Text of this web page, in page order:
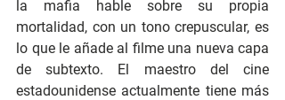
la mafia hable sobre su propia
mortalidad, con un tono crepuscular, es
lo que le añade al filme una nueva capa
de subtexto. El maestro del cine
estadounidense actualmente tiene más